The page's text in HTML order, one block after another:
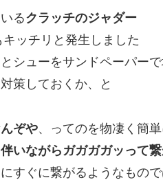
るクラッチのジャダー
ッチリと発生しました
シューをサンドペーパー
策しておくか、と
ぞや、ってのを物凄く簡
いながらガガガガッって
すぐに繋がるようなもので